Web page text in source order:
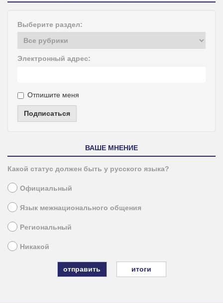
Выберите раздел:
Электронный адрес:
Отпишите меня
Подписаться
ВАШЕ МНЕНИЕ
Какой статус должен быть у русского языка?
Официальный
Язык межнационального общения
Региональный
Никакой
итоги